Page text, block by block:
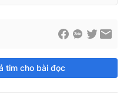
tim cho bài đọc